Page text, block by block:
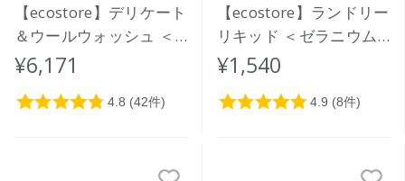
【ecostore】デリケート
＆ウールウォッシュ ＜
おしゃれ着用＞ 5L
¥6,171
【ecostore】ランドリー
リキッド ＜ゼラニウム
＆オレンジ＞1L
¥1,540